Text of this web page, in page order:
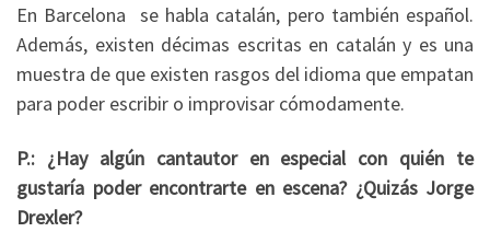
En Barcelona se habla catalán, pero también español.
Además, existen décimas escritas en catalán y es una
muestra de que existen rasgos del idioma que empatan
para poder escribir o improvisar cómodamente.
P.: ¿Hay algún cantautor en especial con quién te
gustaría poder encontrarte en escena? ¿Quizás Jorge
Drexler?